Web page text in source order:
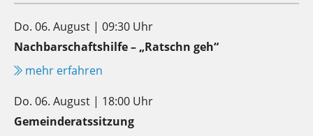
Do. 06. August | 09:30 Uhr
Nachbarschaftshilfe – „Ratschn geh“
mehr erfahren
Do. 06. August | 18:00 Uhr
Gemeinderatssitzung